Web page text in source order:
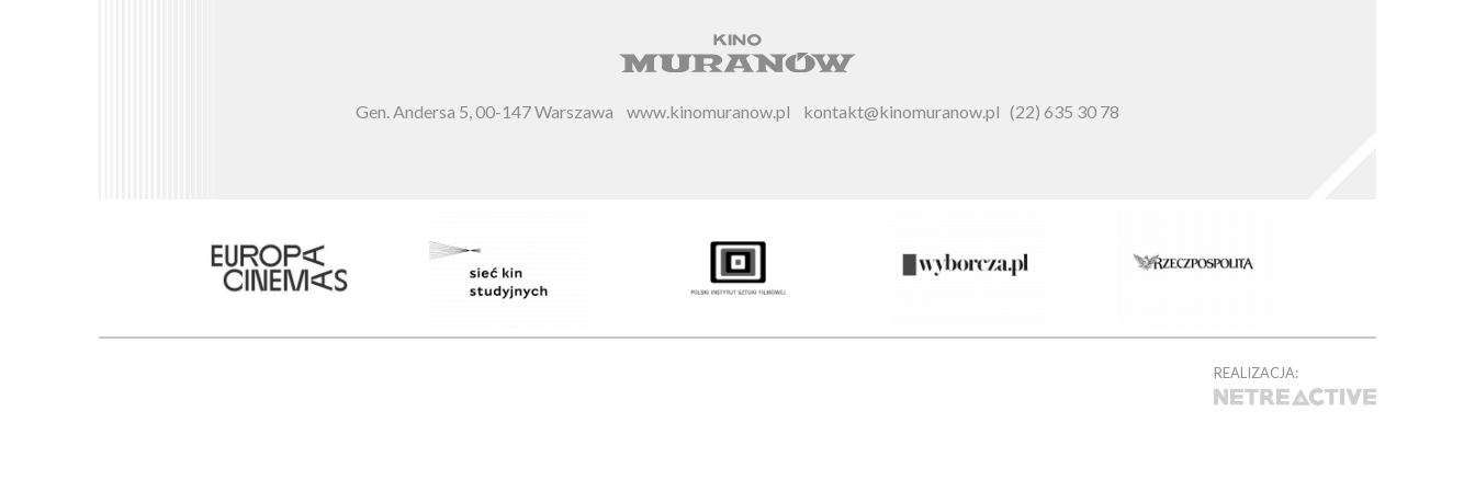
Gen. Andersa 5, 00-147 Warszawa www.kinomuranow.pl kontakt@kinomuranow.pl (22) 635 30 78
REALIZACJA: